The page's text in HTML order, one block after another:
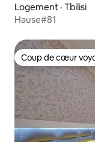
Logement · Tbilisi
Hause#81
Coup de cœur
Coup de cœur